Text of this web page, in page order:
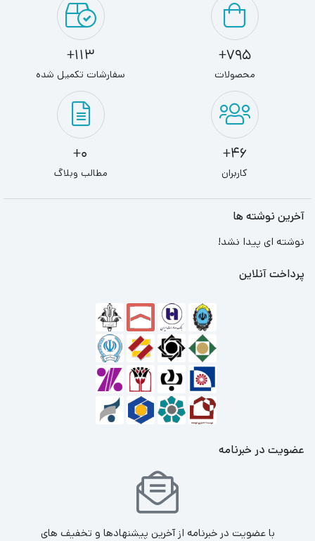
795+
محصولات
113+
سفارشات تکمیل شده
46+
کاربران
0+
مطالب وبلاگ
آخرین نوشته ها
نوشته ای پیدا نشد!
پرداخت آنلاین
عضویت در خبرنامه
با عضویت در خبرنامه از آخرین پیشنهادها و تخفیف های